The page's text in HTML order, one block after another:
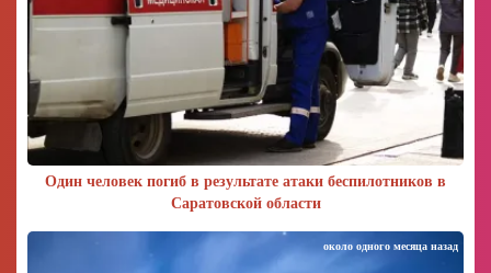
Один человек погиб в результате атаки беспилотников в
Саратовской области
около одного месяца назад